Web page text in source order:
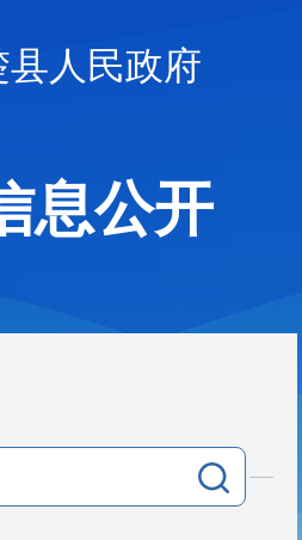
县人民政府
息公开